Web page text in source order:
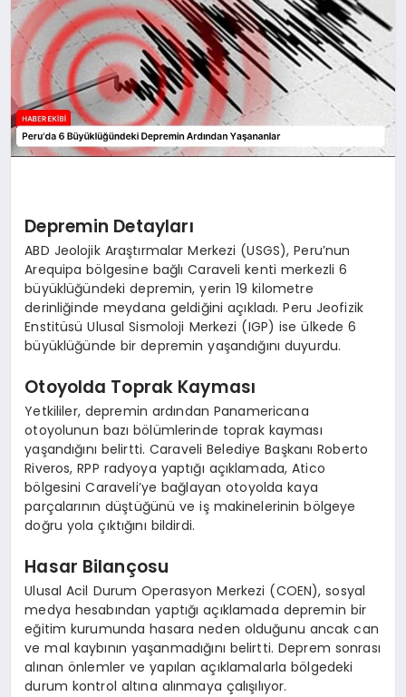
Depremin Detayları
ABD Jeolojik Araştırmalar Merkezi (USGS), Peru’nun
Arequipa bölgesine bağlı Caraveli kenti merkezli 6
büyüklüğündeki depremin, yerin 19 kilometre
derinliğinde meydana geldiğini açıkladı. Peru Jeofizik
Enstitüsü Ulusal Sismoloji Merkezi (IGP) ise ülkede 6
büyüklüğünde bir depremin yaşandığını duyurdu.
Otoyolda Toprak Kayması
Yetkililer, depremin ardından Panamericana
otoyolunun bazı bölümlerinde toprak kayması
yaşandığını belirtti. Caraveli Belediye Başkanı Roberto
Riveros, RPP radyoya yaptığı açıklamada, Atico
bölgesini Caraveli’ye bağlayan otoyolda kaya
parçalarının düştüğünü ve iş makinelerinin bölgeye
doğru yola çıktığını bildirdi.
Hasar Bilançosu
Ulusal Acil Durum Operasyon Merkezi (COEN), sosyal
medya hesabından yaptığı açıklamada depremin bir
eğitim kurumunda hasara neden olduğunu ancak can
ve mal kaybının yaşanmadığını belirtti. Deprem sonrası
alınan önlemler ve yapılan açıklamalarla bölgedeki
durum kontrol altına alınmaya çalışılıyor.